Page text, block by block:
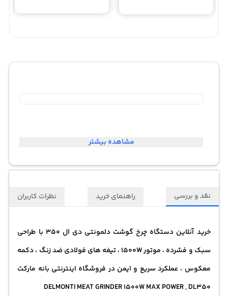
مشاهده بیشتر
نقد و بررسی راهنمای خرید نظرات کاربران
خرید آنلاین دستگاه چرخ گوشت دلمونتی دی ال 350 با طراحی
سبک و فشرده ، موتور 1500W ، تیغه های فولادی ضد زنگ ، دکمه
معکوس ، عملکرد سریع و ایمن در فروشگاه اینترنتی بانه مارکت
DELMONTI MEAT GRINDER 1500W MAX POWER , DL350